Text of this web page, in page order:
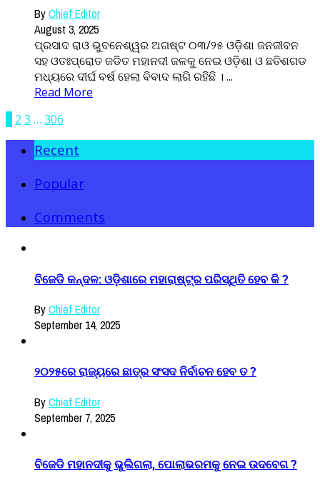
ByChief Editor
August 3, 2025
ପ୍ରସାଦ ରାଓ ଭୁବନେଶ୍ୱର ଅଗଷ୍ଟ ୦୩/୨୫ ଓଡ଼ିଶା ଜନଜୀବନ
ସହ ଓତଃପ୍ରୋତ ଜଡିତ ମହାନଦୀ ଜଳକୁ ନେଇ ଓଡ଼ିଶା ଓ ଛତିଶଗଡ
ମଧ୍ୟରେ ଦୀର୍ଘ ବର୍ଷ ହେଲା ବିବାଦ ଲାଗି ରହିଛି । ...
Read More
2 3 … 306
Recent
Popular
Comments
ବିଜେଡି କନ୍ଦଳ: ଓଡ଼ିଶାରେ ମହାରାଷ୍ଟ୍ର ପରିସ୍ଥିତି ହେବ କି ?
ByChief Editor
September 14, 2025
୨୦୨୫ରେ ରାଜ୍ୟରେ ଛାତ୍ର ସଂସଦ ନିର୍ବାଚନ ହେବ ତ ?
ByChief Editor
September 7, 2025
ବିଜେଡି ମହାନଦୀକୁ ଭୁଲିଗଲା, ପୋଲାଭରମକୁ ନେଇ ଉଦବେଗ ?